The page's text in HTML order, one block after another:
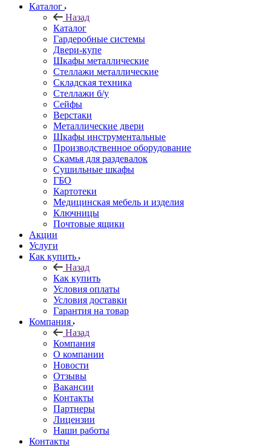
Каталог
Назад
Каталог
Гардеробные системы
Двери-купе
Шкафы металлические
Стеллажи металлические
Складская техника
Стеллажи б/у
Сейфы
Верстаки
Металлические двери
Шкафы инструментальные
Производственное оборудование
Скамья для раздевалок
Сушильные шкафы
ГБО
Картотеки
Медицинская мебель и изделия
Ключницы
Почтовые ящики
Акции
Услуги
Как купить
Назад
Как купить
Условия оплаты
Условия доставки
Гарантия на товар
Компания
Назад
Компания
О компании
Новости
Отзывы
Вакансии
Контакты
Партнеры
Лицензии
Наши работы
Контакты